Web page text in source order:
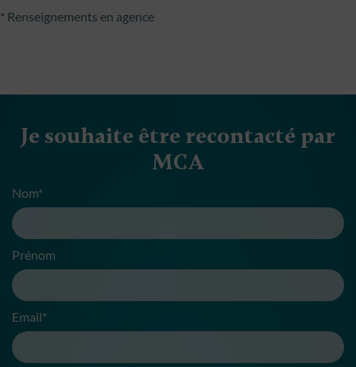
* Renseignements en agence
Je souhaite être recontacté par
MCA
Nom*
Prénom
Email*